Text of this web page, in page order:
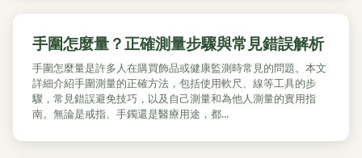
手圍怎麼量？正確測量步驟與常見錯誤解析
手圍怎麼量是許多人在購買飾品或健康監測時常見的問題。本文
詳細介紹手圍測量的正確方法，包括使用軟尺、線等工具的步
驟，常見錯誤避免技巧，以及自己測量和為他人測量的實用指
南。無論是戒指、手鐲還是醫療用途，都...